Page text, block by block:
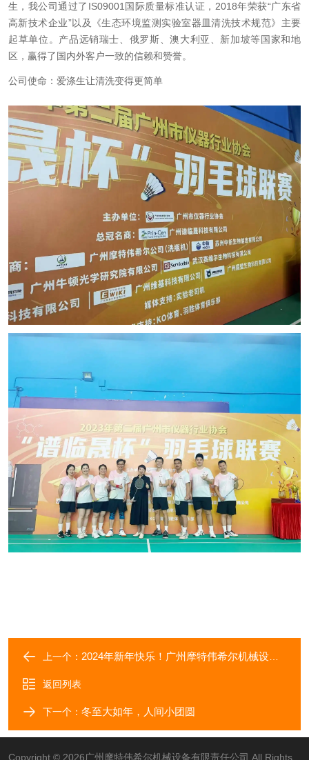
生，我公司通过了IS09001国际质量标准认证，2018年荣获“广东省
高新技术企业”以及《生态环境监测实验室器皿清洗技术规范》主要
起草单位。产品远销瑞士、俄罗斯、澳大利亚、新加坡等国家和地
区，赢得了国内外客户一致的信赖和赞誉。
公司使命：爱涤生让清洗变得更简单
上一个： 2024年新年快乐！广州摩特伟希尔机械设备有限责任公司放假通知
返回列表
下一个： 冬至大如年，人间小团圆
Copyright © 2026广州摩特伟希尔机械设备有限责任公司 All Rights